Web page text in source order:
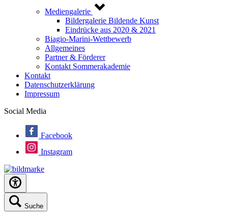
Mediengalerie
Bildergalerie Bildende Kunst
Eindrücke aus 2020 & 2021
Biagio-Marini-Wettbewerb
Allgemeines
Partner & Förderer
Kontakt Sommerakademie
Kontakt
Datenschutzerklärung
Impressum
Social Media
Facebook
Instagram
Suche